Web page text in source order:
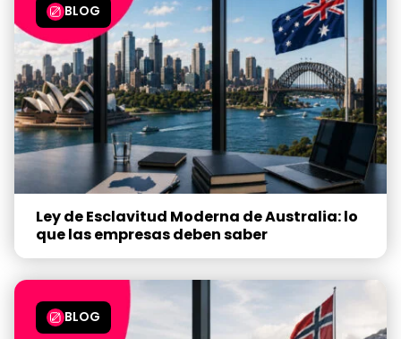
BLOG
Ley de Esclavitud Moderna de Australia: lo
que las empresas deben saber
BLOG